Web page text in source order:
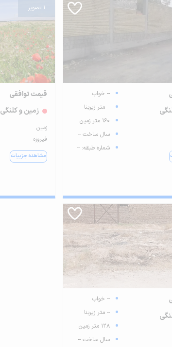
-- خواب
-- متر زیربنا
160 متر زمین
سال ساخت --
شماره طبقه: --
1 تصویر
قیمت توافقی
زمین و کلنگی
زمین
فیروزه
مشاهده جزییات
-- خواب
-- متر زیربنا
128 متر زمین
سال ساخت --